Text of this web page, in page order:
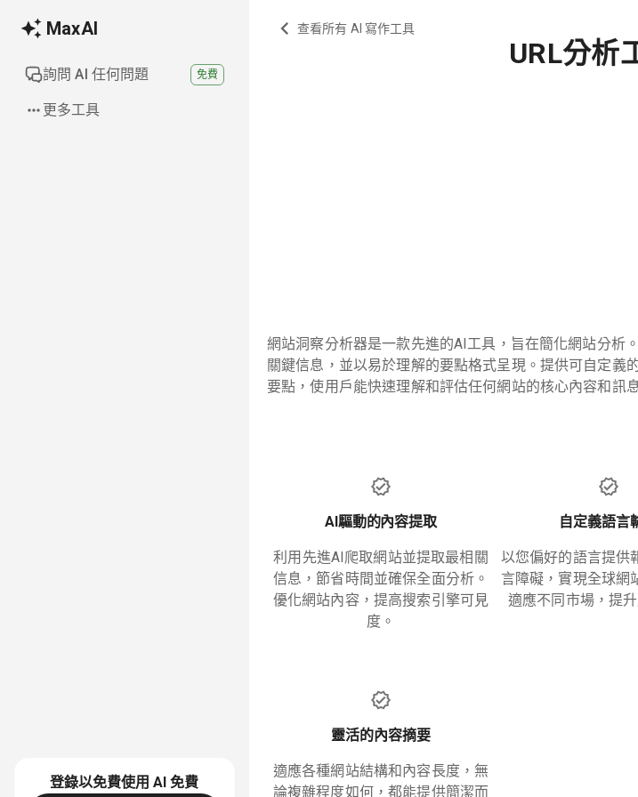
MaxAI
詢問 AI 任何問題 免費
更多工具
登錄以免費使用 AI免費
查看所有 AI 寫作工具
URL分析
網站洞察分析器是一款先進的AI工具，旨在簡化網站分析
關鍵信息，並以易於理解的要點格式呈現。提供可自定義
要點，使用戶能快速理解和評估任何網站的核心內容和訊
AI驅動的內容提取
利用先進AI爬取網站並提取最相關
信息，節省時間並確保全面分析。
優化網站內容，提高搜索引擎可見
度。
自定義語言
以您偏好的語言提供
言障礙，實現全球網
適應不同市場，提
靈活的內容摘要
適應各種網站結構和內容長度，無
論複雜程度如何，都能提供簡潔而